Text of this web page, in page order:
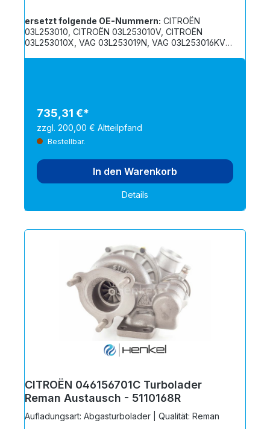
ersetzt folgende OE-Nummern:
03L253010, CITROËN 03L253010V, CITROËN
03L253010X, VAG 03L253019N, VAG 03L253016KV,
735,31 €*
zzgl. 200,00 € Altteilpfand
Bestellbar.
In den Warenkorb
Details
CITROËN 046156701C Turbolader
Reman Austausch - 5110168R
Aufladungsart: Abgasturbolader | Qualität: Reman